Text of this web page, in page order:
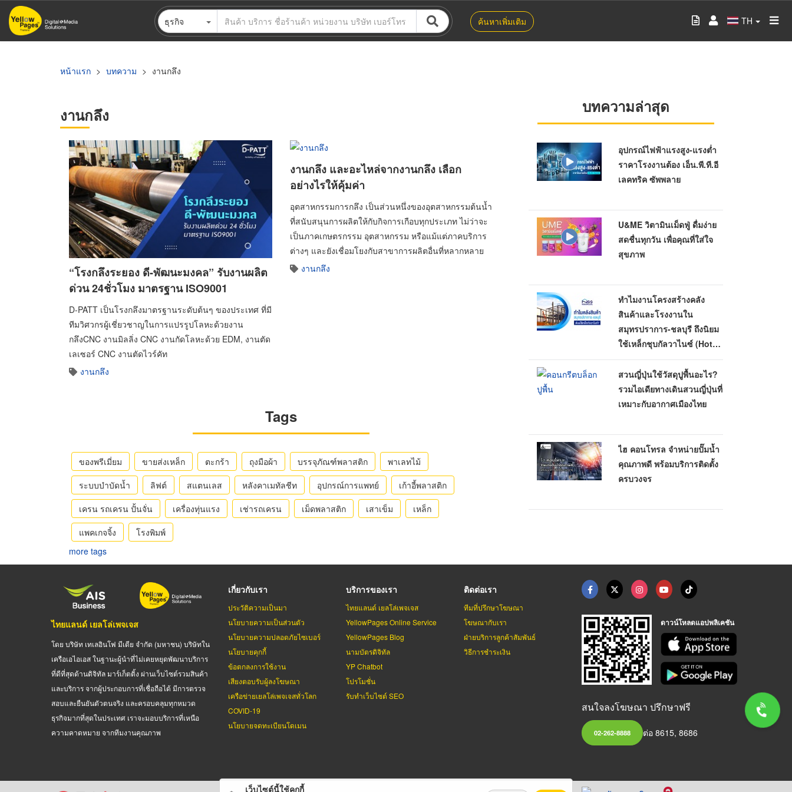
ข้าม
ไป
ธุรกิจ ค้นหาเพิ่มเติม TH
หน้าแรก บทความ งานกลึง
งานกลึง
“โรงกลึงระยอง ดี-พัฒนะมงคล” รับงานผลิต
ด่วน 24ชั่วโมง มาตรฐาน ISO9001
D-PATT เป็นโรงกลึงมาตรฐานระดับต้นๆ ของประเทศ ที่มี
ทีมวิศวกรผู้เชี่ยวชาญในการแปรรูปโลหะด้วยงาน
กลึงCNC งานมิลลิ่ง CNC งานกัดโลหะด้วย EDM, งานตัด
เลเซอร์ CNC งานตัดไวร์คัท
งานกลึง
งานกลึง และอะไหล่จากงานกลึง เลือก
อย่างไรให้คุ้มค่า
อุตสาหกรรมการกลึง เป็นส่วนหนึ่งของอุตสาหกรรมต้นน้ำ
ที่สนับสนุนการผลิตให้กับกิจการเกือบทุกประเภท ไม่ว่าจะ
เป็นภาคเกษตรกรรม อุตสาหกรรม หรือแม้แต่ภาคบริการ
ต่างๆ และยังเชื่อมโยงกับสาขาการผลิตอื่นที่หลากหลาย
งานกลึง
Tags
ของพรีเมี่ยม ขายส่งเหล็ก ตะกร้า ถุงมือผ้า บรรจุภัณฑ์พลาสติก
พาเลทไม้
ระบบบำบัดน้ำ
ลิฟต์ สแตนเลส หลังคาเมทัลชีท อุปกรณ์การแพทย์
เก้าอี้พลาสติก
เครน รถเครน ปั้นจั่น
เครื่องทุ่นแรง เช่ารถเครน เม็ดพลาสติก เสาเข็ม
เหล็ก
แพคเกจจิ้ง
โรงพิมพ์
more tags
บทความล่าสุด
อุปกรณ์ไฟฟ้าแรงสูง-แรงต่ำ
ราคาโรงงานต้อง เอ็น.พี.ที.อี
เลคทริค ซัพพลาย
U&ME วิตามินเม็ดฟู่ ดื่มง่าย
สดชื่นทุกวัน เพื่อคุณที่ใส่ใจ
สุขภาพ
ทำไมงานโครงสร้างคลัง
สินค้าและโรงงานใน
สมุทรปราการ-ชลบุรี ถึงนิยม
ใช้เหล็กชุบกัลวาไนซ์ (Hot-
Dip Galvanized)
สวนญี่ปุ่นใช้วัสดุปูพื้นอะไร?
รวมไอเดียทางเดินสวนญี่ปุ่นที่
เหมาะกับอากาศเมืองไทย
ไฮ คอนโทรล จำหน่ายปั๊มน้ำ
คุณภาพดี พร้อมบริการติดตั้ง
ครบวงจร
ไทยแลนด์ เยลโล่เพจเจส
โดย บริษัท เทเลอินโฟ มีเดีย จำกัด (มหาชน) บริษัทใน
เครือเอไอเอส ในฐานะผู้นำที่ไม่เคยหยุดพัฒนาบริการ
ที่ดีที่สุดด้านดิจิทัล มาร์เก็ตติ้ง ผ่านเว็บไซต์รวมสินค้า
และบริการ จากผู้ประกอบการที่เชื่อถือได้ มีการตรวจ
สอบและยืนยันตัวตนจริง และครอบคลุมทุกหมวด
ธุรกิจมากที่สุดในประเทศ เราจะมอบบริการที่เหนือ
ความคาดหมาย จากทีมงานคุณภาพ
เกี่ยวกับเรา
ประวัติความเป็นมา
นโยบายความเป็นส่วนตัว
นโยบายความปลอดภัยไซเบอร์
นโยบายคุกกี้
ข้อตกลงการใช้งาน
เสียงตอบรับผู้ลงโฆษณา
เครือข่ายเยลโล่เพจเจสทั่วโลก
COVID-19
นโยบายจดทะเบียนโดเมน
บริการของเรา
ไทยแลนด์ เยลโล่เพจเจส
YellowPages Online Service
YellowPages Blog
นามบัตรดิจิทัล
YP Chatbot
โปรโมชั่น
รับทำเว็บไซต์ SEO
ติดต่อเรา
ทีมที่ปรึกษาโฆษณา
โฆษณากับเรา
ฝ่ายบริการลูกค้าสัมพันธ์
วิธีการชำระเงิน
ดาวน์โหลดแอปพลิเคชัน
สนใจลงโฆษณา ปรึกษาฟรี
02-262-8888 ต่อ 8615, 8686
เว็บไซต์นี้ใช้คุกกี้